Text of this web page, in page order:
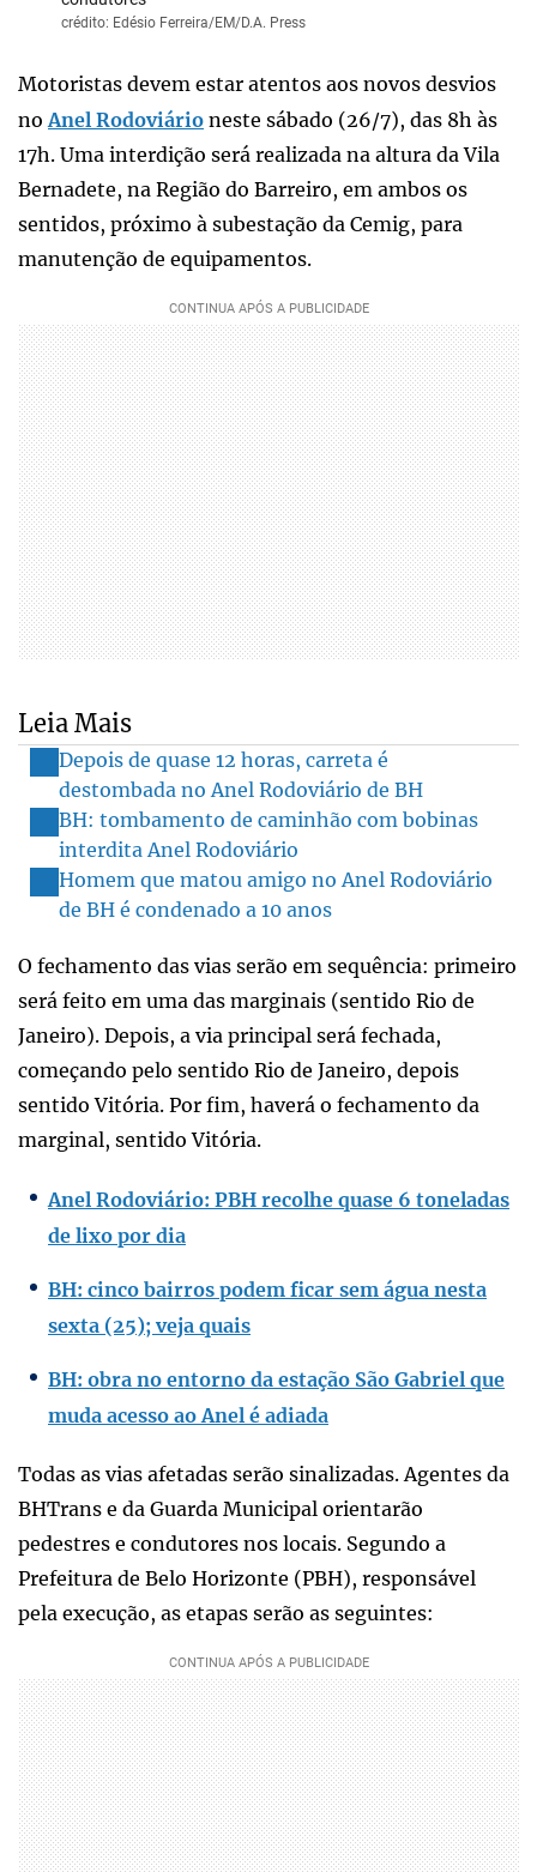
crédito: Edésio Ferreira/EM/D.A. Press
Motoristas devem estar atentos aos novos desvios
no Anel Rodoviário neste sábado (26/7), das 8h às
17h. Uma interdição será realizada na altura da Vila
Bernadete, na Região do Barreiro, em ambos os
sentidos, próximo à subestação da Cemig, para
manutenção de equipamentos.
Leia Mais
Depois de quase 12 horas, carreta é
destombada no Anel Rodoviário de BH
BH: tombamento de caminhão com bobinas
interdita Anel Rodoviário
Homem que matou amigo no Anel Rodoviário
de BH é condenado a 10 anos
O fechamento das vias serão em sequência: primeiro
será feito em uma das marginais (sentido Rio de
Janeiro). Depois, a via principal será fechada,
começando pelo sentido Rio de Janeiro, depois
sentido Vitória. Por fim, haverá o fechamento da
marginal, sentido Vitória.
Anel Rodoviário: PBH recolhe quase 6 toneladas
de lixo por dia
BH: cinco bairros podem ficar sem água nesta
sexta (25); veja quais
BH: obra no entorno da estação São Gabriel que
muda acesso ao Anel é adiada
Todas as vias afetadas serão sinalizadas. Agentes da
BHTrans e da Guarda Municipal orientarão
pedestres e condutores nos locais. Segundo a
Prefeitura de Belo Horizonte (PBH), responsável
pela execução, as etapas serão as seguintes: